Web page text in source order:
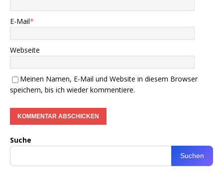
E-Mail*
Webseite
Meinen Namen, E-Mail und Website in diesem Browser
speichern, bis ich wieder kommentiere.
Suche
Suchen